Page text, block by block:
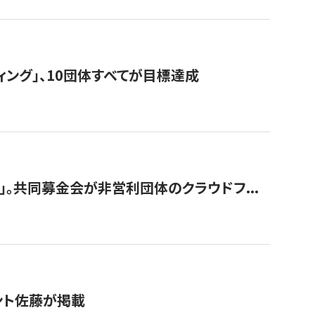
グ」、10団体すべてが目標達成
。共同募金会が非営利団体のクラウドフ...
佐藤が掲載